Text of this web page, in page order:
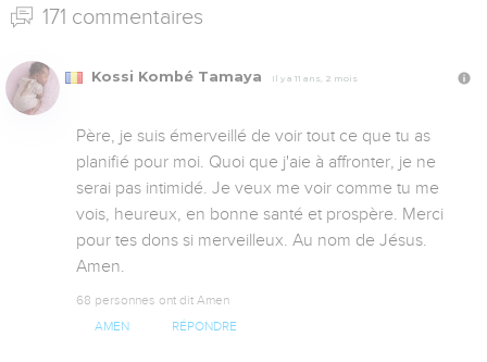
171 commentaires
Kossi Kombé Tamaya Il y a 11 ans, 2 mois
Père, je suis émerveillé de voir tout ce que tu as
planifié pour moi. Quoi que j'aie à affronter, je ne
serai pas intimidé. Je veux me voir comme tu me
vois, heureux, en bonne santé et prospère. Merci
pour tes dons si merveilleux. Au nom de Jésus.
Amen.
68 personnes ont dit Amen
AMEN RÉPONDRE